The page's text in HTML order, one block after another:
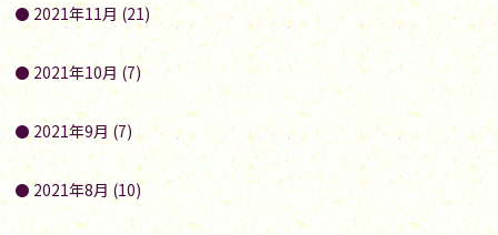
2021年11月 (21)
2021年10月 (7)
2021年9月 (7)
2021年8月 (10)